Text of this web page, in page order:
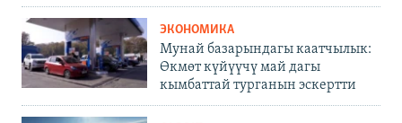
ЭКОНОМИКА
Мунай базарындагы каатчылык:
Өкмөт күйүүчү май дагы
кымбаттай турганын эскертти